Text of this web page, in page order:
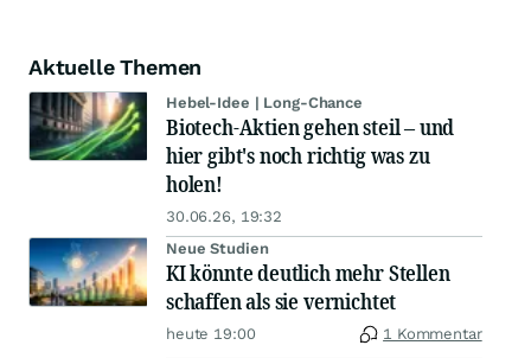
Aktuelle Themen
Hebel-Idee | Long-Chance
Biotech-Aktien gehen steil – und
hier gibt's noch richtig was zu
holen!
30.06.26, 19:32
Neue Studien
KI könnte deutlich mehr Stellen
schaffen als sie vernichtet
heute 19:00 1 Kommentar